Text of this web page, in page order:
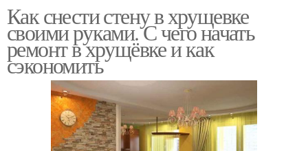
Как снести стену в хрущевке
своими руками. С чего начать
ремонт в хрущёвке и как
сэкономить